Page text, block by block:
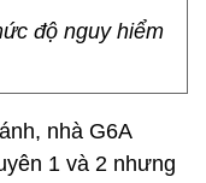
độ nguy hiểm
nhà G6A
1 và 2 nhưng